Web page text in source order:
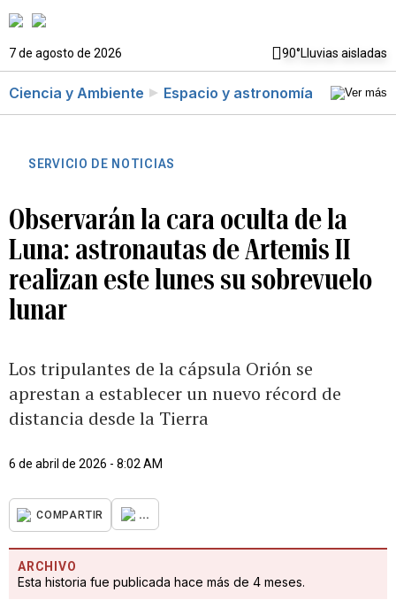
7 de agosto de 2026 90°Lluvias aisladas
Ciencia y Ambiente Espacio y astronomía
SERVICIO DE NOTICIAS
Observarán la cara oculta de la
Luna: astronautas de Artemis II
realizan este lunes su sobrevuelo
lunar
Los tripulantes de la cápsula Orión se
aprestan a establecer un nuevo récord de
distancia desde la Tierra
6 de abril de 2026 - 8:02 AM
COMPARTIR ...
ARCHIVO
Esta historia fue publicada hace más de 4 meses.